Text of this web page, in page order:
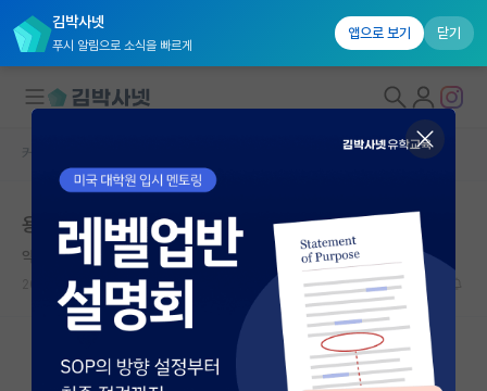
김박사넷
푸시 알림으로 소식을 빠르게
앱으로 보기 닫기
대학원생 모집
국내대학원 정보
연구실&오픈랩
커뮤니티
커뮤니티 홈
커뮤니티 홈
용의 꼬리가 되는것에 대해서
약삭빠른 장 폴 사르트르
2026.05.16 20 7108